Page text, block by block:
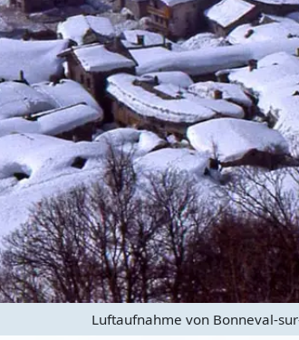
Luftaufnahme von Bonneval-